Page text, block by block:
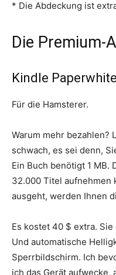
* Die Abdeckung ist
Die Premium-
Kindle
Für die Hamsterer.
Warum mehr bezahlen?
schwach, es sei denn,
Ein Buch benötigt 1 MB.
32.000 Titel aufnehmen
ausgeht, werden Ihnen
Es kostet 40 $ extra.
Und automatische
Sperrbildschirm. Ich
ich das Gerät aufwecke,